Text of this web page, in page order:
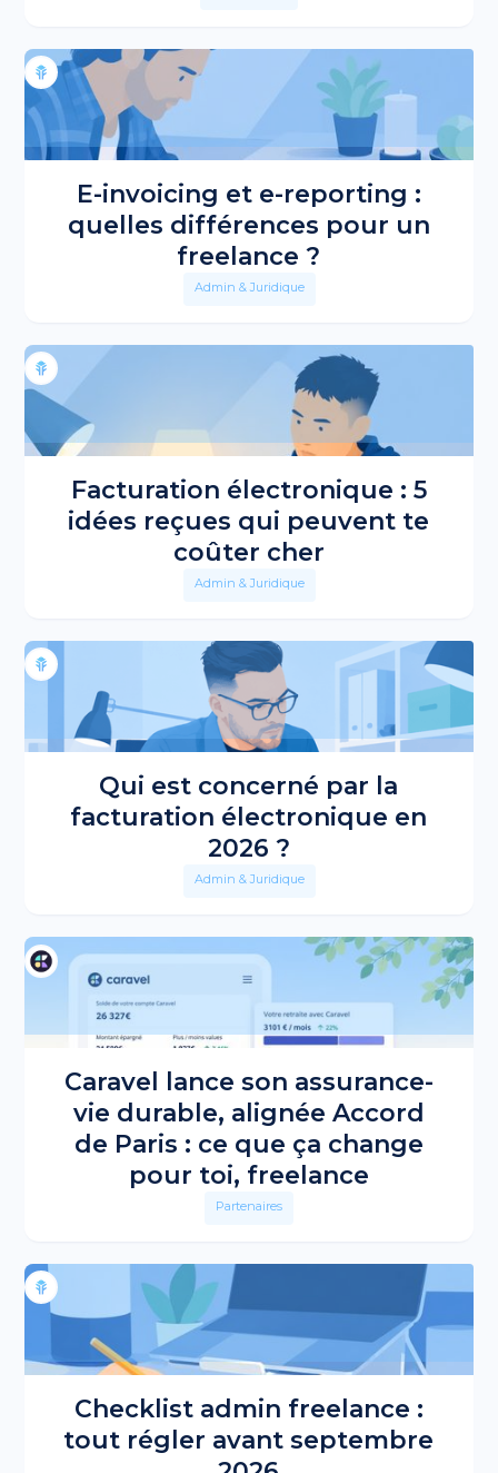
E-invoicing et e-reporting :
quelles différences pour un
freelance ?
Admin & Juridique
Facturation électronique : 5
idées reçues qui peuvent te
coûter cher
Admin & Juridique
Qui est concerné par la
facturation électronique en
2026 ?
Admin & Juridique
Caravel lance son assurance-
vie durable, alignée Accord
de Paris : ce que ça change
pour toi, freelance
Partenaires
Checklist admin freelance :
tout régler avant septembre